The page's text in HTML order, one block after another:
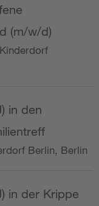
(m/w/d)
in den
Berlin, Berlin
in der Krippe